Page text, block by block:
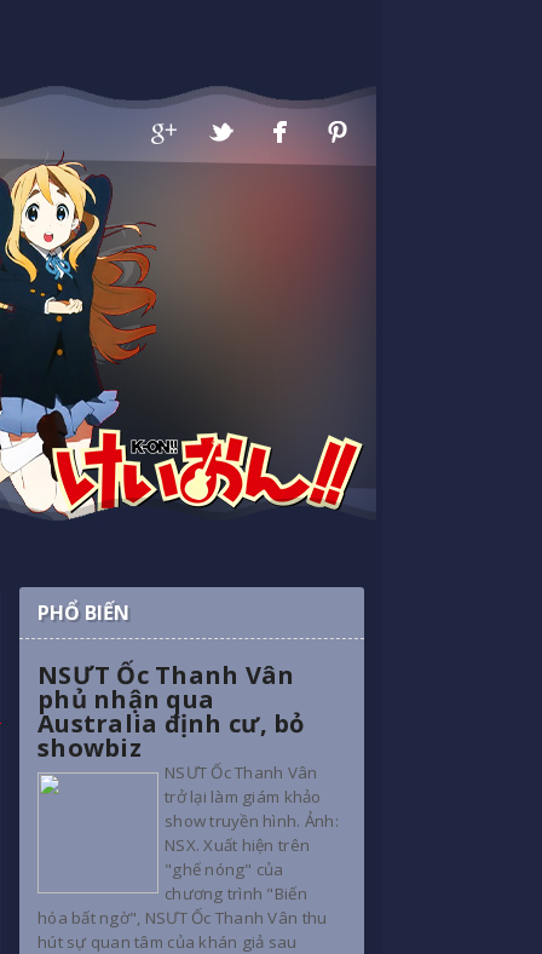
PHỔ BIẾN
NSƯT Ốc Thanh Vân
phủ nhận qua
Australia định cư, bỏ
showbiz
NSƯT Ốc Thanh Vân
trở lại làm giám khảo
show truyền hình. Ảnh:
NSX. Xuất hiện trên
"ghế nóng" của
chương trình "Biến
hóa bất ngờ", NSƯT Ốc Thanh Vân thu
hút sự quan tâm của khán giả sau